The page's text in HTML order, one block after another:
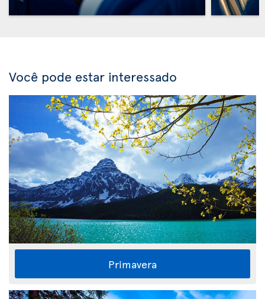
Você pode estar interessado
Primavera